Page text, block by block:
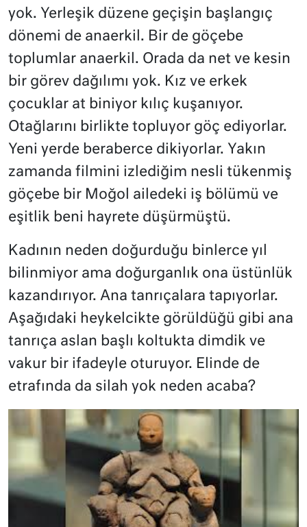
yok. Yerleşik düzene geçişin başlangıç
dönemi de anaerkil. Bir de göçebe
toplumlar anaerkil. Orada da net ve kesin
bir görev dağılımı yok. Kız ve erkek
çocuklar at biniyor kılıç kuşanıyor.
Otağlarını birlikte topluyor göç ediyorlar.
Yeni yerde beraberce dikiyorlar. Yakın
zamanda filmini izlediğim nesli tükenmiş
göçebe bir Moğol ailedeki iş bölümü ve
eşitlik beni hayrete düşürmüştü.
Kadının neden doğurduğu binlerce yıl
bilinmiyor ama doğurganlık ona üstünlük
kazandırıyor. Ana tanrıçalara tapıyorlar.
Aşağıdaki heykelcikte görüldüğü gibi ana
tanrıça aslan başlı koltukta dimdik ve
vakur bir ifadeyle oturuyor. Elinde de
etrafında da silah yok neden acaba?